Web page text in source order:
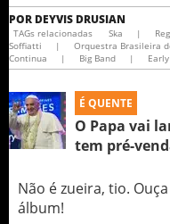
POR DEYVIS DRUSIAN
TAGs relacionadas Ska |
Soffiatti
| Orquestra Brasileira
Continua
| Big Band |
É QUENTE
O Papa vai
tem pré-
Não é zueira, tio.
álbum!